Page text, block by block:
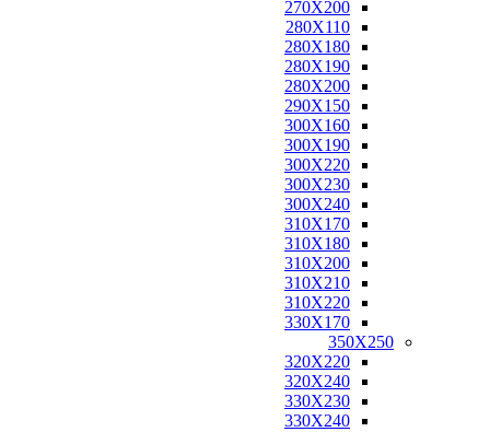
270X200
280X110
280X180
280X190
280X200
290X150
300X160
300X190
300X220
300X230
300X240
310X170
310X180
310X200
310X210
310X220
330X170
350X250
320X220
320X240
330X230
330X240